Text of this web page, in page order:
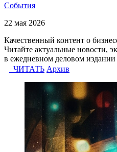
События
22 мая 2026
Качественный контент о
Читайте актуальные новости,
в ежедневном деловом
ЧИТАТЬ Архив